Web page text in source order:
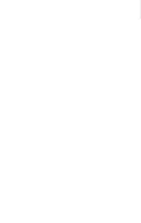
持复苏程序。홈플러스强调：“
复苏程序的持续将变得困难，最终可能转向清算程序。” 资金困